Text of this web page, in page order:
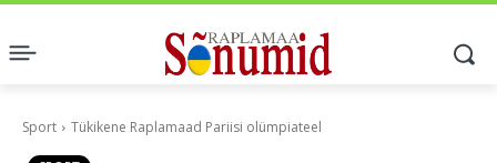
Sport Tükikene Raplamaad Pariisi olümpiateel